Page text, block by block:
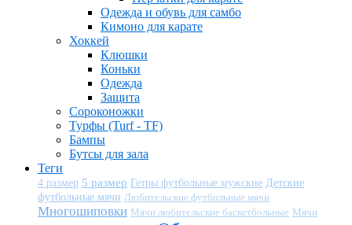
Одежда и обувь для самбо
Кимоно для карате
Хоккей
Клюшки
Коньки
Одежда
Защита
Сороконожки
Турфы (Turf - TF)
Бампы
Бутсы для зала
Теги
4 размер 5 размер Гетры футбольные мужские Детские
футбольные мячи Любительские футбольные мячи
Многошиповки Мячи любительские баскетбольные Мячи